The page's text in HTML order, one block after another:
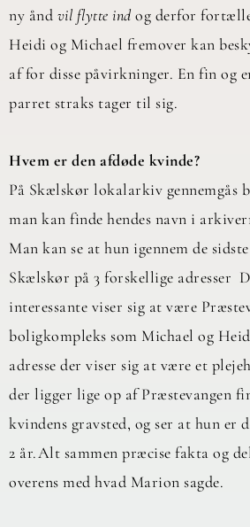
ny ånd vil flytte ind og derfor
Heidi og Michael fremover kan
af for disse påvirkninger. En fin og
parret straks tager til sig.
Hvem er den afdøde kvinde?
På Skælskør lokalarkiv gennemgås
man kan finde hendes navn i
Man kan se at hun igennem de
Skælskør på 3 forskellige adresser
interessante viser sig at være
boligkompleks som Michael og
adresse der viser sig at være et
der ligger lige op af Præstevangen
kvindens gravsted, og ser at hun er
2 år.Alt sammen præcise fakta og
overens med hvad Marion sagde.